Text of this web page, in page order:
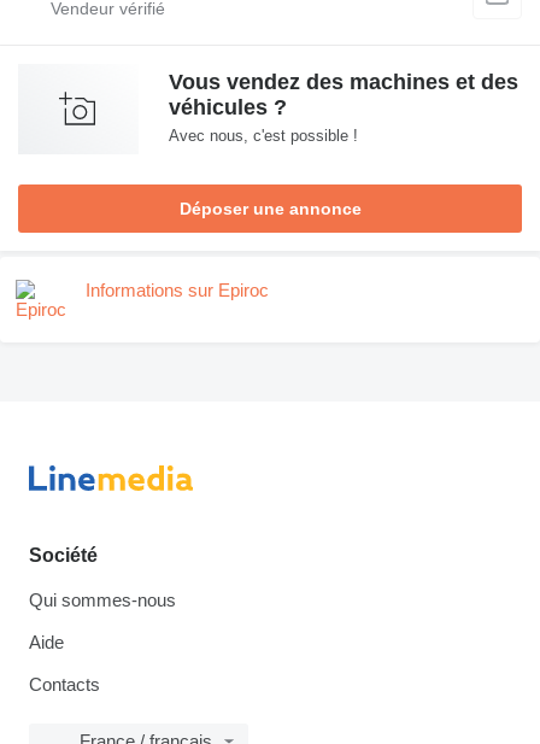
Vous vendez des machines et des
véhicules ?
Avec nous, c'est possible !
Déposer une annonce
Informations sur Epiroc
Société
Qui sommes-nous
Aide
Contacts